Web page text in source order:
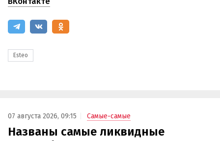
Esteo
07 августа 2026, 09:15 Самые-самые
Названы самые ликвидные